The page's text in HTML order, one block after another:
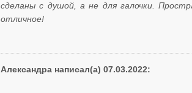
сделаны с душой, а не для галочки.
отличное!
Александра написал(а) 07.03.2022: